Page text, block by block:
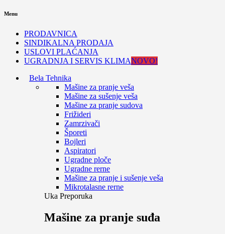
Menu
PRODAVNICA
SINDIKALNA PRODAJA
USLOVI PLAĆANJA
UGRADNJA I SERVIS KLIMANOVO!
Bela Tehnika
Mašine za pranje veša
Mašine za sušenje veša
Mašine za pranje sudova
Frižideri
Zamrzivači
Šporeti
Bojleri
Aspiratori
Ugradne ploče
Ugradne rerne
Mašine za pranje i sušenje veša
Mikrotalasne rerne
Uka Preporuka
Mašine za pranje suđa